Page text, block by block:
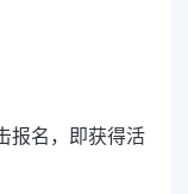
报名，即获得活